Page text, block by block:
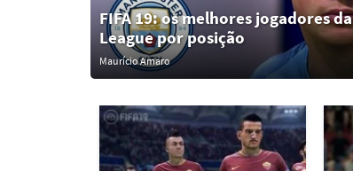
FIFA 19: os melhores jogadores
League por posição
Maurício Amaro